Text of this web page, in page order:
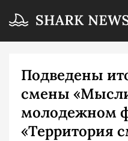
Подведены
смены
молодежном
«Территория